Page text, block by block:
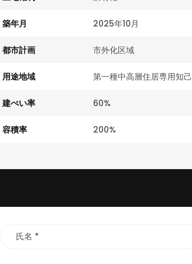
築年月 2025年10月
都市計画 市外化区域
用途地域 第一種中高層住居専用知己
建ぺい率 60%
容積率 200%